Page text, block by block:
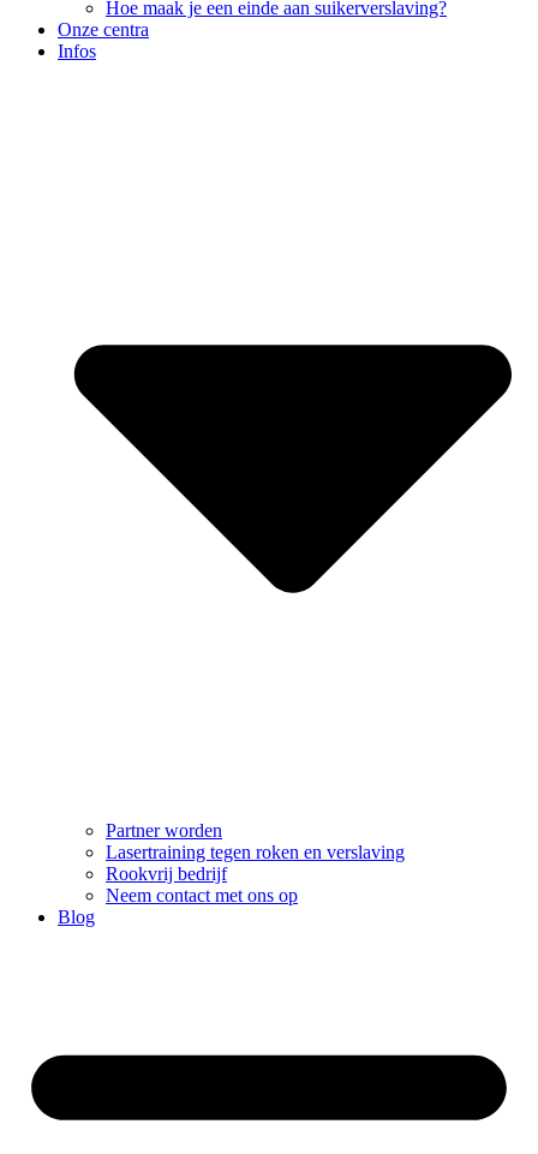
Hoe maak je een einde aan suikerverslaving?
Onze centra
Infos
Partner worden
Lasertraining tegen roken en verslaving
Rookvrij bedrijf
Neem contact met ons op
Blog